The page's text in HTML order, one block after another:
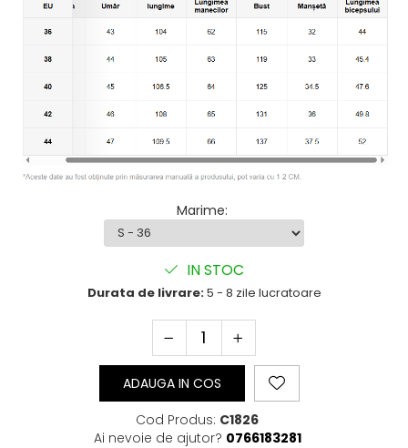
Marime:
IN STOC
Durata de livrare:5 - 8 zile lucratoare
ADAUGA IN COS
Cod Produs: C1826
Ai nevoie de ajutor? 0766183281